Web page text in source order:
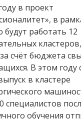
в проект
в
будут работать 12
счёт бюджета
В этом году
в кластере
специалистов
обучения